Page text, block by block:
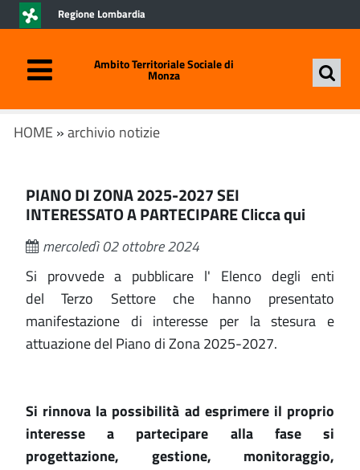
Regione Lombardia
Ambito Territoriale Sociale di
Monza
HOME »archivio notizie
PIANO DI ZONA 2025-2027 SEI
INTERESSATO A PARTECIPARE Clicca qui
mercoledì 02 ottobre 2024
Si provvede a pubblicare l' Elenco degli enti
del Terzo Settore che hanno presentato
manifestazione di interesse per la stesura e
attuazione del Piano di Zona 2025-2027.
Si rinnova la possibilità ad esprimere il proprio
interesse a partecipare alla fase si
progettazione, gestione, monitoraggio,